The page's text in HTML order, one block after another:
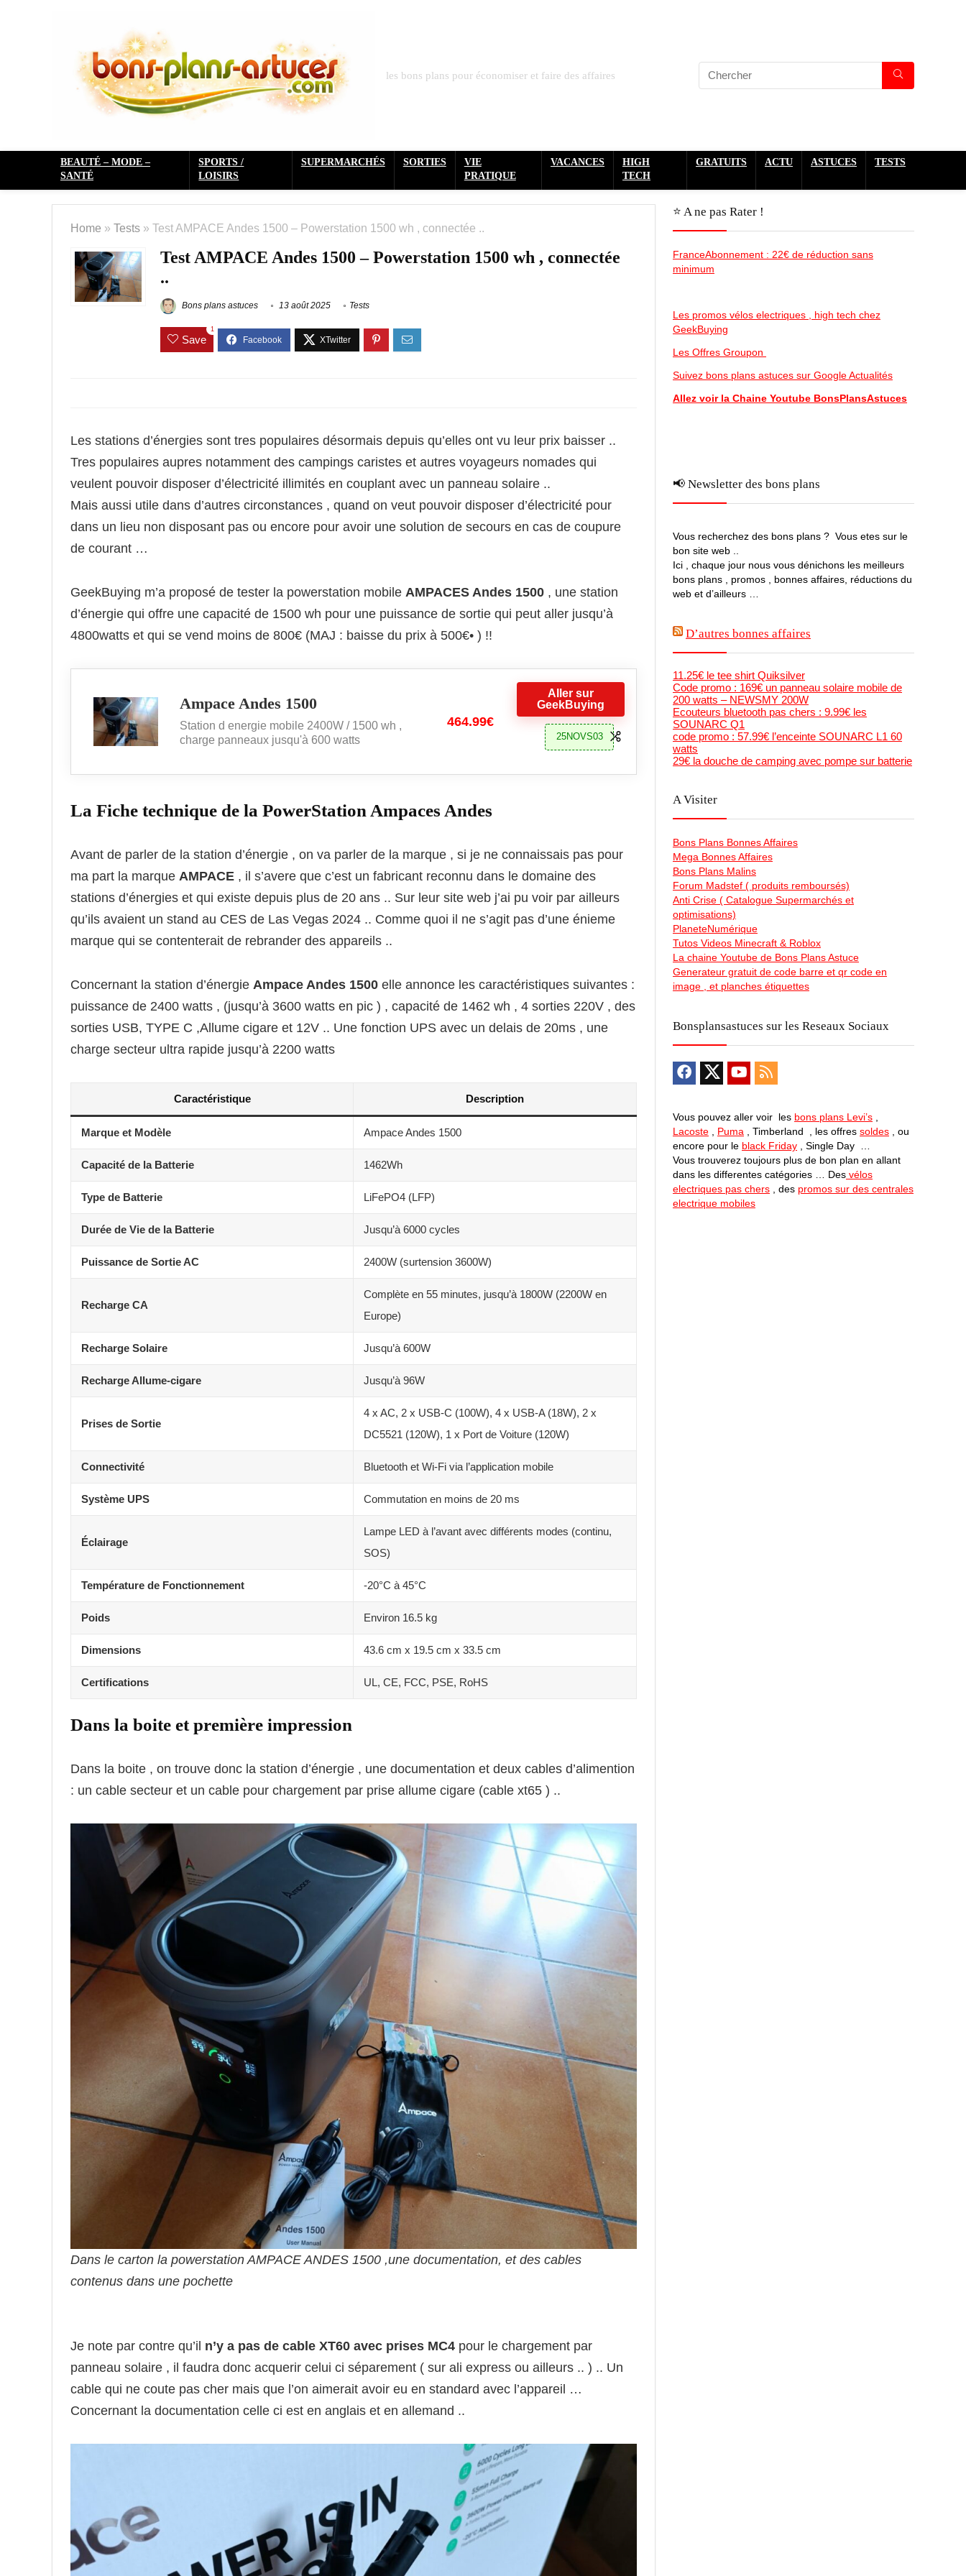
les bons plans pour économiser et faire des affaires
BEAUTÉ – MODE –
SANTÉ
SPORTS /
LOISIRS
SUPERMARCHÉS SORTIES
VIE
PRATIQUE
VACANCES
HIGH
TECH
GRATUITS ACTU ASTUCES TESTS
Home » Tests » Test AMPACE Andes 1500 – Powerstation 1500 wh , connectée ..
Test AMPACE Andes 1500 – Powerstation 1500 wh , connectée
..
Bons plans astuces 13 août 2025 Tests
Save
1
Les stations d’énergies sont tres populaires désormais depuis qu’elles ont vu leur prix baisser ..
Tres populaires aupres notamment des campings caristes et autres voyageurs nomades qui
veulent pouvoir disposer d’électricité illimités en couplant avec un panneau solaire ..
Mais aussi utile dans d’autres circonstances , quand on veut pouvoir disposer d’électricité pour
dans un lieu non disposant pas ou encore pour avoir une solution de secours en cas de coupure
de courant …
GeekBuying m’a proposé de tester la powerstation mobile AMPACES Andes 1500 , une station
d’énergie qui offre une capacité de 1500 wh pour une puissance de sortie qui peut aller jusqu’à
4800watts et qui se vend moins de 800€ (MAJ : baisse du prix à 500€• ) !!
Ampace Andes 1500
Station d energie mobile 2400W / 1500 wh ,
charge panneaux jusqu'à 600 watts
464.99€
Aller sur
GeekBuying
25NOVS03
La Fiche technique de la PowerStation Ampaces Andes
Avant de parler de la station d’énergie , on va parler de la marque , si je ne connaissais pas pour
ma part la marque AMPACE , il s’avere que c’est un fabricant reconnu dans le domaine des
stations d’énergies et qui existe depuis plus de 20 ans .. Sur leur site web j’ai pu voir par ailleurs
qu’ils avaient un stand au CES de Las Vegas 2024 .. Comme quoi il ne s’agit pas d’une énieme
marque qui se contenterait de rebrander des appareils ..
Concernant la station d’énergie Ampace Andes 1500 elle annonce les caractéristiques suivantes :
puissance de 2400 watts , (jusqu’à 3600 watts en pic ) , capacité de 1462 wh , 4 sorties 220V , des
sorties USB, TYPE C ,Allume cigare et 12V .. Une fonction UPS avec un delais de 20ms , une
charge secteur ultra rapide jusqu’à 2200 watts
Caractéristique Description
Marque et Modèle Ampace Andes 1500
Capacité de la Batterie 1462Wh
Type de Batterie LiFePO4 (LFP)
Durée de Vie de la Batterie Jusqu’à 6000 cycles
Puissance de Sortie AC 2400W (surtension 3600W)
Recharge CA
Complète en 55 minutes, jusqu’à 1800W (2200W en
Europe)
Recharge Solaire Jusqu’à 600W
Recharge Allume-cigare Jusqu’à 96W
Prises de Sortie
4 x AC, 2 x USB-C (100W), 4 x USB-A (18W), 2 x
DC5521 (120W), 1 x Port de Voiture (120W)
Connectivité Bluetooth et Wi-Fi via l’application mobile
Système UPS Commutation en moins de 20 ms
Éclairage
Lampe LED à l’avant avec différents modes (continu,
SOS)
Température de Fonctionnement -20°C à 45°C
Poids Environ 16.5 kg
Dimensions 43.6 cm x 19.5 cm x 33.5 cm
Certifications UL, CE, FCC, PSE, RoHS
Dans la boite et première impression
Dans la boite , on trouve donc la station d’énergie , une documentation et deux cables d’alimention
: un cable secteur et un cable pour chargement par prise allume cigare (cable xt65 ) ..
Dans le carton la powerstation AMPACE ANDES 1500 ,une documentation, et des cables
contenus dans une pochette
Je note par contre qu’il n’y a pas de cable XT60 avec prises MC4 pour le chargement par
panneau solaire , il faudra donc acquerir celui ci séparement ( sur ali express ou ailleurs .. ) .. Un
cable qui ne coute pas cher mais que l’on aimerait avoir eu en standard avec l’appareil …
Concernant la documentation celle ci est en anglais et en allemand ..
⭐️ A ne pas Rater !
FranceAbonnement : 22€ de réduction sans
minimum
Les promos vélos electriques , high tech chez
GeekBuying
Les Offres Groupon
Suivez bons plans astuces sur Google Actualités
Allez voir la Chaine Youtube BonsPlansAstuces
📢 Newsletter des bons plans
Vous recherchez des bons plans ? Vous etes sur le
bon site web ..
Ici , chaque jour nous vous dénichons les meilleurs
bons plans , promos , bonnes affaires, réductions du
web et d’ailleurs …
D’autres bonnes affaires
11.25€ le tee shirt Quiksilver
Code promo : 169€ un panneau solaire mobile de
200 watts – NEWSMY 200W
Ecouteurs bluetooth pas chers : 9.99€ les
SOUNARC Q1
code promo : 57.99€ l’enceinte SOUNARC L1 60
watts
29€ la douche de camping avec pompe sur batterie
A Visiter
Bons Plans Bonnes Affaires
Mega Bonnes Affaires
Bons Plans Malins
Forum Madstef ( produits remboursés)
Anti Crise ( Catalogue Supermarchés et
optimisations)
PlaneteNumérique
Tutos Videos Minecraft & Roblox
La chaine Youtube de Bons Plans Astuce
Generateur gratuit de code barre et qr code en
image , et planches étiquettes
Bonsplansastuces sur les Reseaux Sociaux
Vous pouvez aller voir les bons plans Levi’s
Lacoste
Puma , Timberland , les offres soldes , ou
encore pour le black Friday , Single Day …
Vous trouverez toujours plus de bon plan en allant
dans les differentes catégories … Des vélos
electriques pas chers , des promos sur des centrales
electrique mobiles